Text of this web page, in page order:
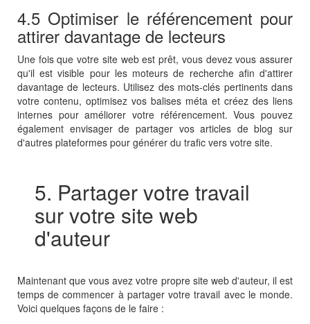
4.5 Optimiser le référencement pour
attirer davantage de lecteurs
Une fois que votre site web est prêt, vous devez vous assurer
qu'il est visible pour les moteurs de recherche afin d'attirer
davantage de lecteurs. Utilisez des mots-clés pertinents dans
votre contenu, optimisez vos balises méta et créez des liens
internes pour améliorer votre référencement. Vous pouvez
également envisager de partager vos articles de blog sur
d'autres plateformes pour générer du trafic vers votre site.
5. Partager votre travail
sur votre site web
d'auteur
Maintenant que vous avez votre propre site web d'auteur, il est
temps de commencer à partager votre travail avec le monde.
Voici quelques façons de le faire :